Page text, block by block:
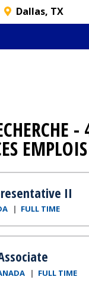
-
II
FULL TIME
FULL TIME